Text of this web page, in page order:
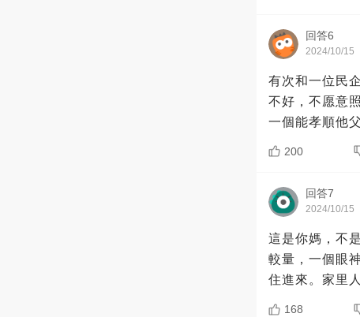
回答6
2024/10/15
有次和一位民
不好，不愿意
一個能孝順他
200
回答7
2024/10/15
這是你媽，不
較量，一個眼
住進來。家里
168